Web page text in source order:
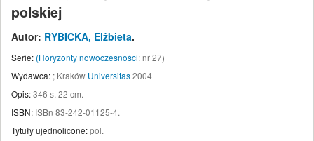
polskiej
Autor: RYBICKA, Elżbieta.
Serie:(Horyzonty nowoczesności: nr 27)
Wydawca: ; Kraków Universitas2004
Opis:346 s. 22 cm.
ISBN: ISBn 83-242-01125-4.
Tytuły ujednolicone:pol.